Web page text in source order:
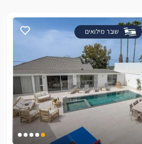
שובר מילואים